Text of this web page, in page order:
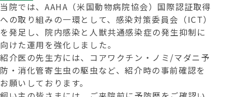
当院では、AAHA（米国動物病院協会）国際認証取得
への取り組みの一環として、感染対策委員会（ICT）
を発足し、院内感染と人獣共通感染症の発生抑制に
向けた運用を強化しました。
紹介医の先生方には、コアワクチン・ノミ/マダニ予
防・消化管寄生虫の駆虫など、紹介時の事前確認を
お願いしております。